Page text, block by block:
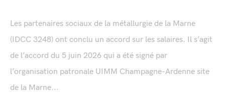
Les partenaires sociaux de la métallurgie de la Marne
(IDCC 3248) ont conclu un accord sur les salaires. Il s’agit
de l’accord du 5 juin 2026 qui a été signé par
l’organisation patronale UIMM Champagne-Ardenne site
de la Marne...